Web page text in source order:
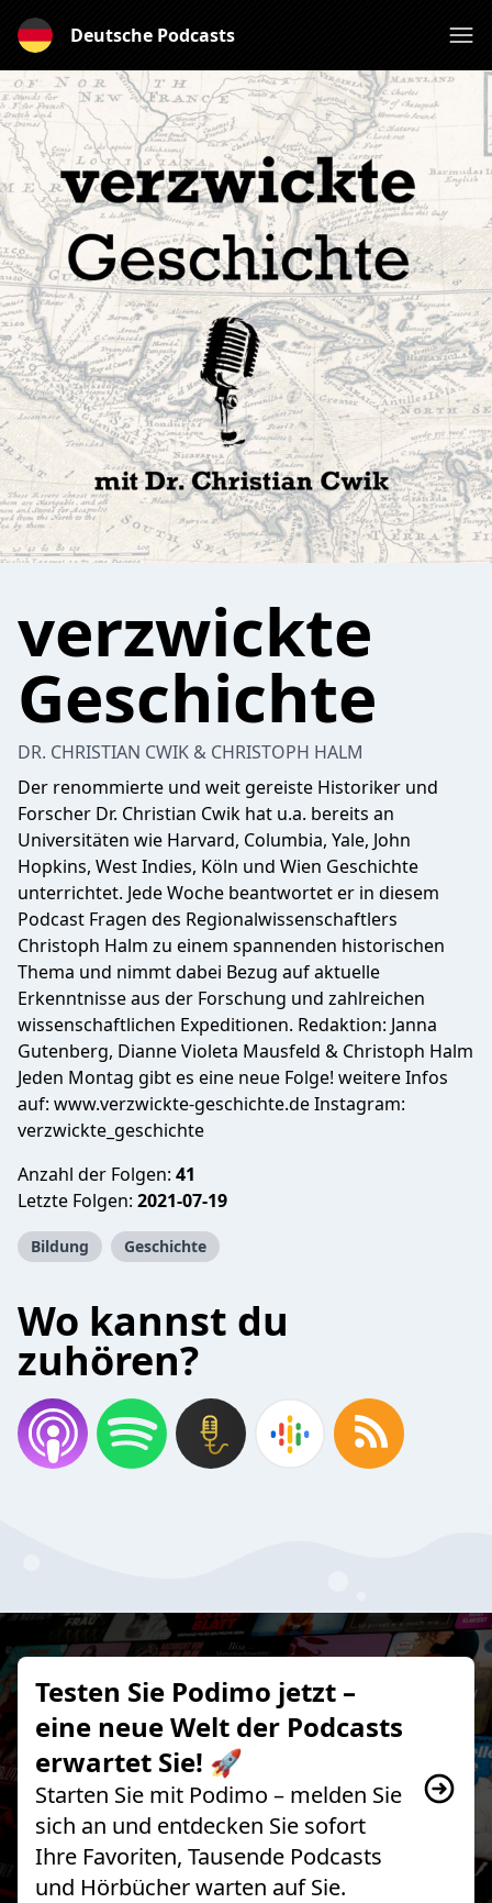
Deutsche Podcasts
verzwickte
Geschichte
DR. CHRISTIAN CWIK & CHRISTOPH HALM
Der renommierte und weit gereiste Historiker und
Forscher Dr. Christian Cwik hat u.a. bereits an
Universitäten wie Harvard, Columbia, Yale, John
Hopkins, West Indies, Köln und Wien Geschichte
unterrichtet. Jede Woche beantwortet er in diesem
Podcast Fragen des Regionalwissenschaftlers
Christoph Halm zu einem spannenden historischen
Thema und nimmt dabei Bezug auf aktuelle
Erkenntnisse aus der Forschung und zahlreichen
wissenschaftlichen Expeditionen. Redaktion: Janna
Gutenberg, Dianne Violeta Mausfeld & Christoph Halm
Jeden Montag gibt es eine neue Folge! weitere Infos
auf: www.verzwickte-geschichte.de Instagram:
verzwickte_geschichte
Anzahl der Folgen: 41
Letzte Folgen: 2021-07-19
Bildung Geschichte
Wo kannst du
zuhören?
Testen Sie Podimo jetzt –
eine neue Welt der Podcasts
erwartet Sie! 🚀
Starten Sie mit Podimo – melden Sie
sich an und entdecken Sie sofort
Ihre Favoriten, Tausende Podcasts
und Hörbücher warten auf Sie.